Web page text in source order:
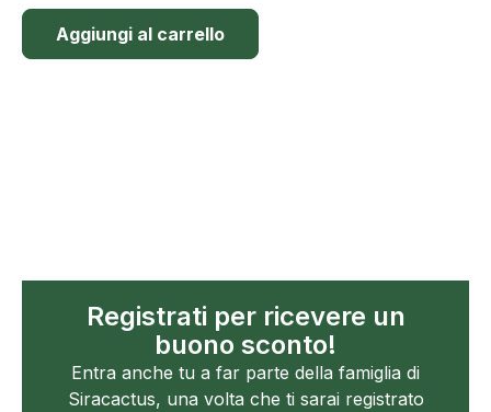
Aggiungi al carrello
Registrati per ricevere un
buono sconto!
Entra anche tu a far parte della famiglia di
Siracactus, una volta che ti sarai registrato